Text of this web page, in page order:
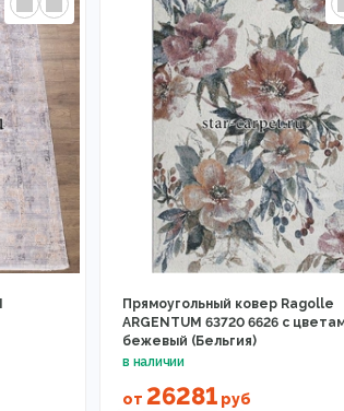
Прямоугольный ковер Ragolle
ARGENTUM 63720 6626 с
бежевый (Бельгия)
от 26281 руб